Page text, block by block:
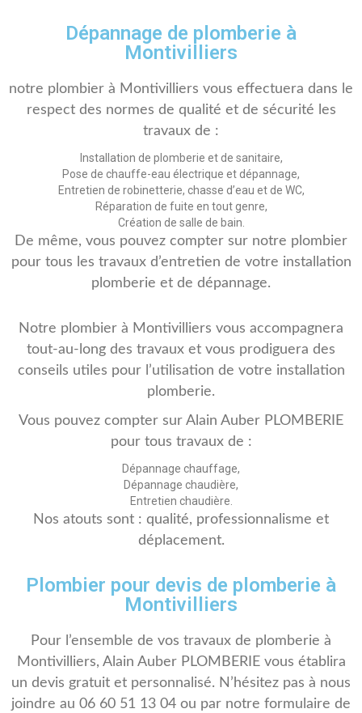
Dépannage de plomberie à
Montivilliers
notre plombier à Montivilliers vous effectuera dans le
respect des normes de qualité et de sécurité les
travaux de :
Installation de plomberie et de sanitaire,
Pose de chauffe-eau électrique et dépannage,
Entretien de robinetterie, chasse d’eau et de WC,
Réparation de fuite en tout genre,
Création de salle de bain.
De même, vous pouvez compter sur notre plombier
pour tous les travaux d’entretien de votre installation
plomberie et de dépannage.
Notre plombier à Montivilliers vous accompagnera
tout-au-long des travaux et vous prodiguera des
conseils utiles pour l’utilisation de votre installation
plomberie.
Vous pouvez compter sur Alain Auber PLOMBERIE
pour tous travaux de :
Dépannage chauffage,
Dépannage chaudière,
Entretien chaudière.
Nos atouts sont : qualité, professionnalisme et
déplacement.
Plombier pour devis de plomberie à
Montivilliers
Pour l’ensemble de vos travaux de plomberie à
Montivilliers, Alain Auber PLOMBERIE vous établira
un devis gratuit et personnalisé. N’hésitez pas à nous
joindre au 06 60 51 13 04 ou par notre formulaire de